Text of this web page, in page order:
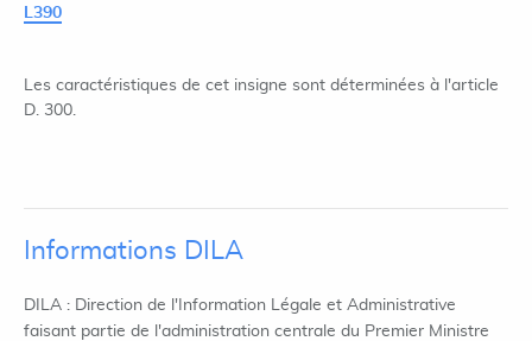
L390
Les caractéristiques de cet insigne sont déterminées à l'article
D. 300.
Informations DILA
DILA : Direction de l'Information Légale et Administrative
faisant partie de l'administration centrale du Premier Ministre